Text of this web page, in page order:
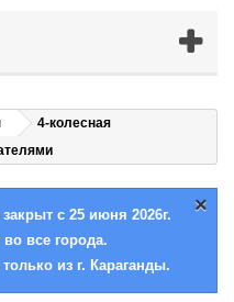
4-колесная
×
с 25 июня 2026г.
во все города.
из г. Караганды.